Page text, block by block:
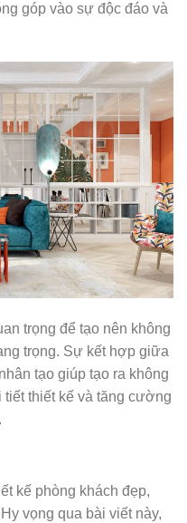
góp vào sự độc đáo và
trọng để tạo nên không
trọng. Sự kết hợp giữa
tạo giúp tạo ra không
thiết kế và tăng cường
kế phòng khách đẹp,
vọng qua bài viết này,